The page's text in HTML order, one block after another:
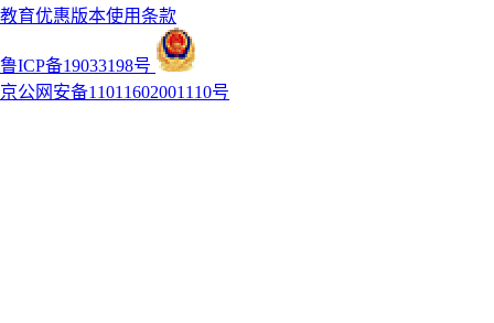
教育优惠版本使用条款
鲁ICP备19033198号
京公网安备11011602001110号